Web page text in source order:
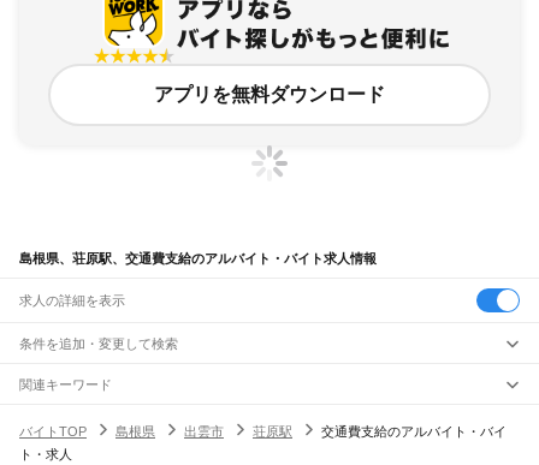
アプリを無料ダウンロード
島根県、荘原駅、交通費支給のアルバイト・バイト求人情報
求人の詳細を表示
条件を追加・変更して検索
市区町村を追加・変更
島根県すべて
松江市
駅を追加・変更
関連キーワード
バイトTOP
島根県 出雲市 荘原駅
交通費支給のアルバイト・バイ
ト・求人